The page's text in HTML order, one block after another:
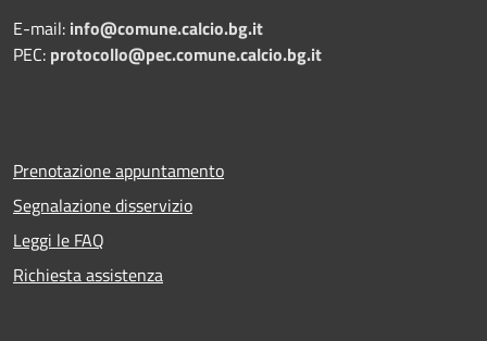
E-mail: info@comune.calcio.bg.it
PEC: protocollo@pec.comune.calcio.bg.it
Prenotazione appuntamento
Segnalazione disservizio
Leggi le FAQ
Richiesta assistenza